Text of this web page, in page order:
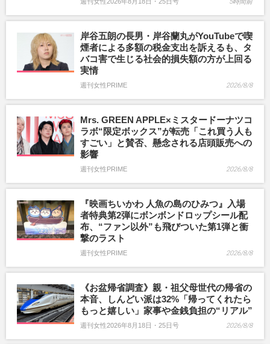
5時間前
岸谷五朗の長男・岸谷蘭丸がYouTubeで喫
煙者による多額の税金支出を訴えるも、タ
バコ害で生じる社会的損失額の方が上回る
実情
週刊女性PRIME 2026/8/8
Mrs. GREEN APPLE×ミスタードーナツコ
ラボ“限定ボックス”が転売「これ買う人も
すごい」と賛否、懸念される店頭販売への
影響
週刊女性PRIME 2026/8/8
『映画ちいかわ 人魚の島のひみつ』入場
者特典第2弾にボンボンドロップシール配
布、“ファン以外”も飛びついた第1弾と衝
撃のラスト
週刊女性PRIME 2026/8/8
《お盆帰省調査》親・祖父母世代の帰省の
本音、しんどい派は32%「帰ってくれたら
もっと嬉しい」家事や金銭負担の“リアル”
週刊女性2026年8月18日・25日号 2026/8/8